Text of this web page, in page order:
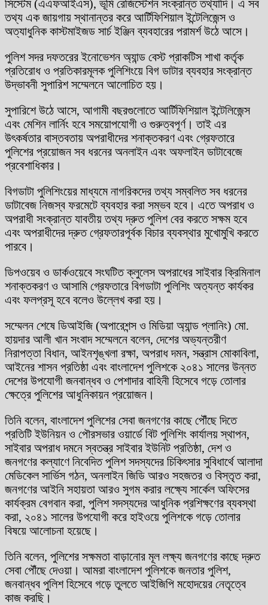
সিস্টেম (এএফআইএস), ভূমি রেজিস্টেশন সংক্রান্ত তথ্যাদি। এ সব
তথ্য এক জায়গায় স্থানান্তর করে আর্টিফিশিয়াল ইন্টেলিজেন্স ও
অত্যাধুনিক কাস্টমাইজড সার্চ ইঞ্জিন ব্যবহারের পরামর্শ উঠে আসে।
পুলিশ সদর দফতরের ইনোভেশন অ্যান্ড বেস্ট প্রাকটিস শাখা কর্তৃক
প্রতিরোধ ও প্রতিকারমূলক পুলিশিংয়ে বিগ ডাটার ব্যবহার সংক্রান্ত
উদ্ভাবনী সুপারিশ সম্মেলনে আলোচিত হয়।
সুপারিশে উঠে আসে, আগামী বছরগুলোতে আর্টিফিশিয়াল ইন্টেলিজেন্স
এবং মেশিন লার্নিং হবে সময়োপযোগী ও গুরুত্বপূর্ণ। তাই এর
উৎকর্ষতার বাস্তবতায় অপরাধীদের শনাক্তকরণ এবং গ্রেফতারে
পুলিশের প্রয়োজন সব ধরনের অনলাইন এবং অফলাইন ডাটাবেজে
প্রবেশাধিকার।
বিগডাটা পুলিশিংয়ের মাধ্যমে নাগরিকদের তথ্য সম্বলিত সব ধরনের
ডাটাবেজ নিজস্ব ফরমেটে ব্যবহার করা সম্ভব হবে। এতে অপরাধ ও
অপরাধী সংক্রান্ত যাবতীয় তথ্য দ্রুত পুলিশ বের করতে সক্ষম হবে
এবং অপরাধীদের দ্রুত গ্রেফতারপূর্বক বিচার ব্যবস্থার মুখোমুখি করতে
পারবে।
ডিপওয়েব ও ডার্কওয়েবে সংঘটিত ক্লুলেস অপরাধের সাইবার ক্রিমিনাল
শনাক্তকরণ ও আসামি গ্রেফতারে বিগডাটা পুলিশিং অত্যন্ত কার্যকর
এবং ফলপ্রসূ হবে বলেও উল্লেখ করা হয়।
সম্মেলন শেষে ডিআইজি (অপারেশন্স ও মিডিয়া অ্যান্ড প্লানিং) মো.
হায়দার আলী খান সংবাদ সম্মেলনে বলেন, দেশের অভ্যন্তরীণ
নিরাপত্তা বিধান, আইনশৃঙ্খলা রক্ষা, অপরাধ দমন, সন্ত্রাস মোকাবিলা,
আইনের শাসন প্রতিষ্ঠা এবং বাংলাদেশ পুলিশকে ২০৪১ সালের উন্নত
দেশের উপযোগী জনবান্ধব ও পেশাদার বাহিনী হিসেবে গড়ে তোলার
ক্ষেত্রে পুলিশের আধুনিকায়ন প্রয়োজন।
তিনি বলেন, বাংলাদেশ পুলিশের সেবা জনগণের কাছে পৌঁছে দিতে
প্রতিটি ইউনিয়ন ও পৌরসভার ওয়ার্ডে বিট পুলিশিং কার্যালয় স্থাপন,
সাইবার অপরাধ দমনে স্বতন্ত্র সাইবার ইউনিট প্রতিষ্ঠা, দেশ ও
জনগণের কল্যাণে নিবেদিত পুলিশ সদস্যদের চিকিৎসার সুবিধার্থে আলাদা
মেডিকেল সার্ভিস গঠন, অনলাইন জিডি আরও সহজতর ও বিস্তৃত করা,
জনগণের আইনি সহায়তা আরও সুগম করার লক্ষ্যে সার্কেল অফিসের
কার্যক্রম বেগবান করা, পুলিশ সদস্যদের আধুনিক প্রশিক্ষণের ব্যবস্থা
করা, ২০৪১ সালের উপযোগী করে হাইওয়ে পুলিশকে গড়ে তোলার
বিষয়ে আলোচনা হয়েছে।
তিনি বলেন, পুলিশের সক্ষমতা বাড়ানোর মূল লক্ষ্য জনগণের কাছে দ্রুত
সেবা পৌঁছে দেওয়া। আমরা বাংলাদেশ পুলিশকে জনতার পুলিশ,
জনবান্ধব পুলিশ হিসেবে গড়ে তুলতে আইজিপি মহোদয়ের নেতৃত্বে
কাজ করছি।